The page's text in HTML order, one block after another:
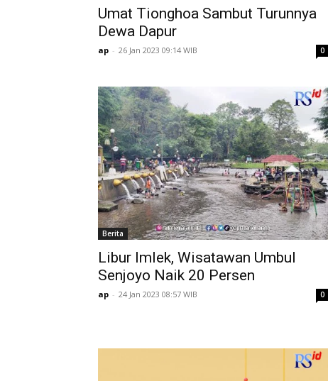
Umat Tionghoa Sambut Turunnya
Dewa Dapur
ap - 26 Jan 2023 09:14 WIB 0
Berita
Libur Imlek, Wisatawan Umbul
Senjoyo Naik 20 Persen
ap - 24 Jan 2023 08:57 WIB 0